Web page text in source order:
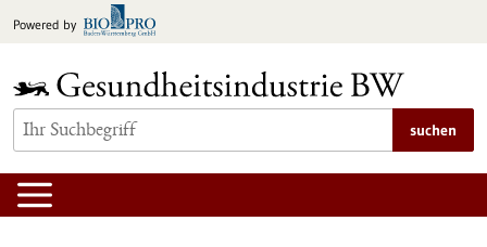
Inhalt
Powered by
suchen